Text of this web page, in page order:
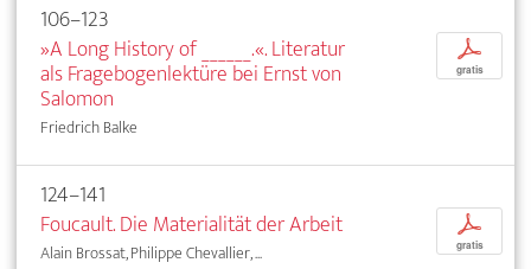
106–123
»A Long History of ______.«. Literatur
als Fragebogenlektüre bei Ernst von
Salomon
Friedrich Balke
p
gratis
124–141
Foucault. Die Materialität der Arbeit
Alain Brossat, Philippe Chevallier, ...
p
gratis